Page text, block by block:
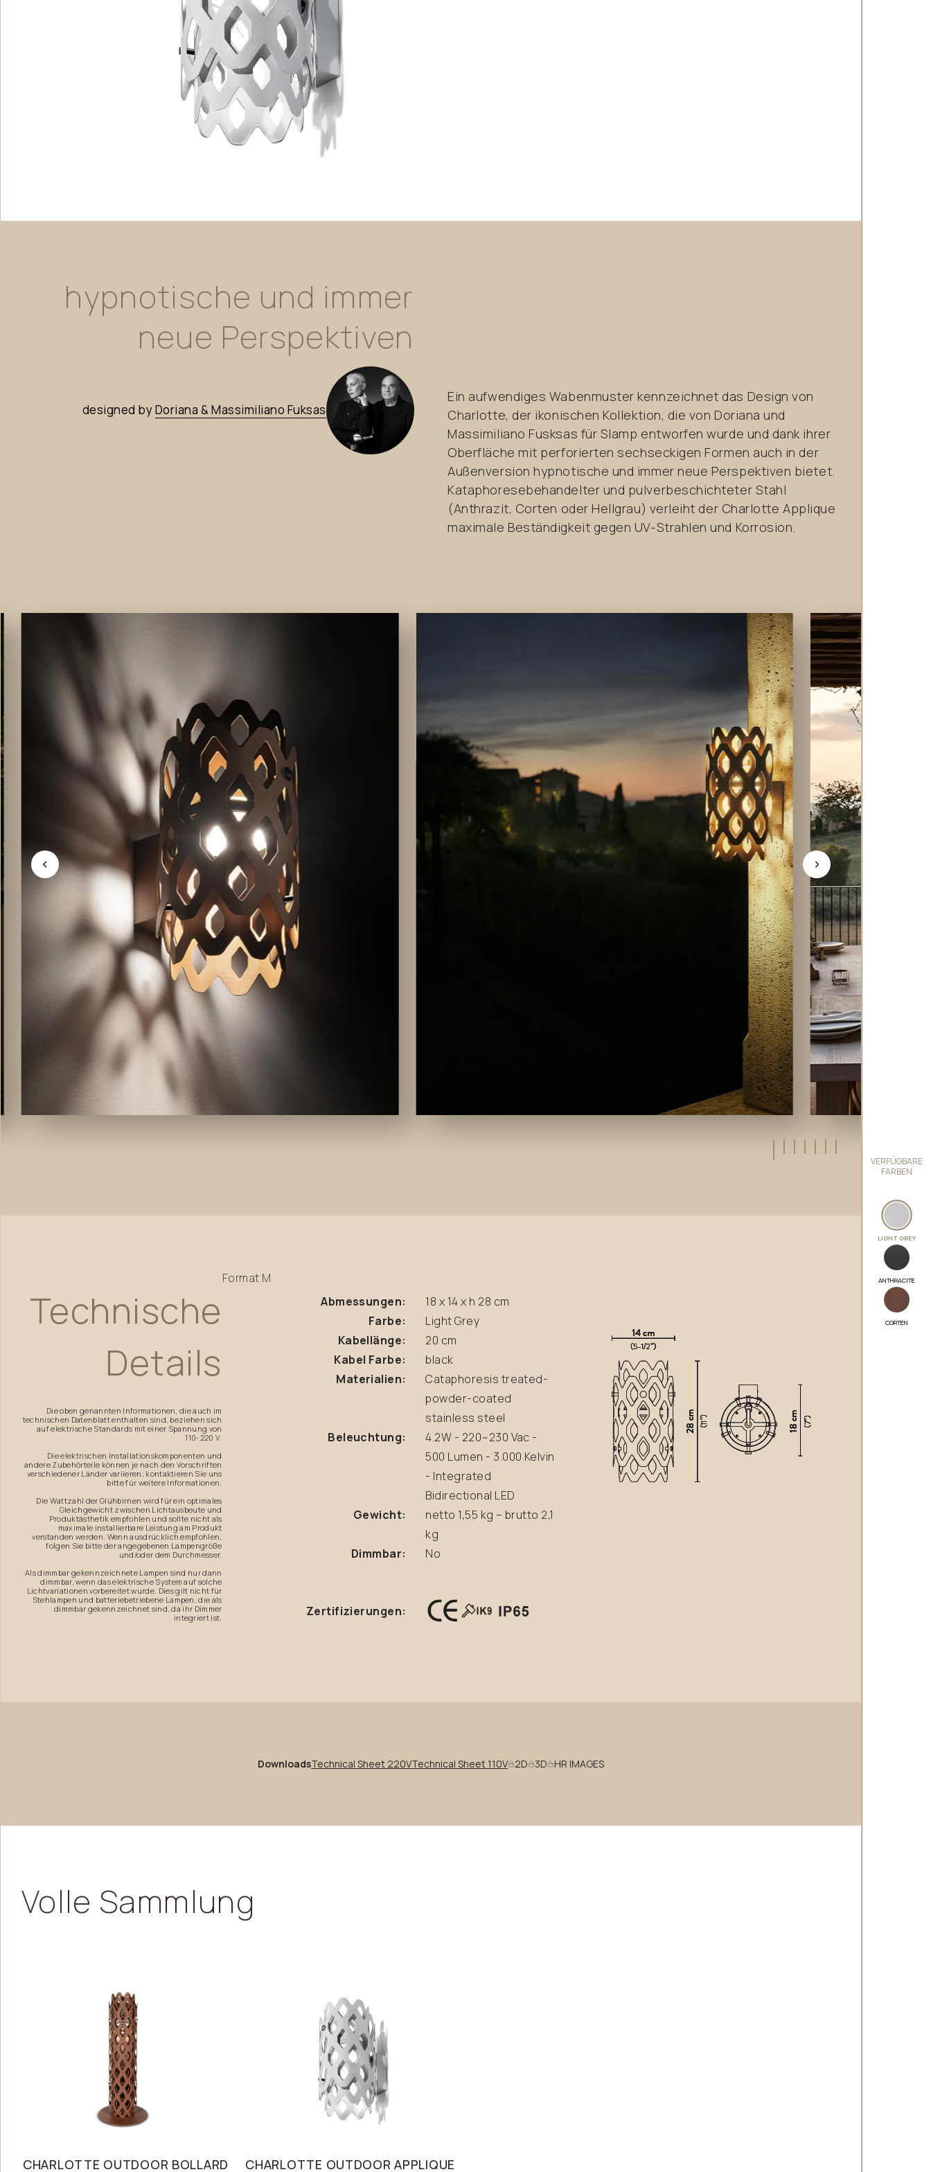
VERFÜGBARE
FARBEN
LIGHT GREY
ANTHRACITE
CORTEN
hypnotische und immer
neue Perspektiven
designed byDoriana &Massimiliano Fuksas
Ein aufwendiges Wabenmuster kennzeichnet das Design von
Charlotte, der ikonischen Kollektion, die von Doriana und
Massimiliano Fusksas für Slamp entworfen wurde und dank ihrer
Oberfläche mit perforierten sechseckigen Formen auch in der
Außenversion hypnotische und immer neue Perspektiven bietet.
Kataphoresebehandelter und pulverbeschichteter Stahl
(Anthrazit, Corten oder Hellgrau) verleiht der Charlotte Applique
maximale Beständigkeit gegen UV-Strahlen und Korrosion.
Format M
Technische
Details
Die oben genannten Informationen, die auch im
technischen Datenblatt enthalten sind, beziehen sich
auf elektrische Standards mit einer Spannung von
110-220 V.
Die elektrischen Installationskomponenten und
andere Zubehörteile können je nach den Vorschriften
verschiedener Länder variieren; kontaktieren Sie uns
bitte für weitere Informationen.
Die Wattzahl der Glühbirnen wird für ein optimales
Gleichgewicht zwischen Lichtausbeute und
Produktästhetik empfohlen und sollte nicht als
maximale installierbare Leistung am Produkt
verstanden werden. Wenn ausdrücklich empfohlen,
folgen Sie bitte der angegebenen Lampengröße
und/oder dem Durchmesser.
Als dimmbar gekennzeichnete Lampen sind nur dann
dimmbar, wenn das elektrische System auf solche
Lichtvariationen vorbereitet wurde. Dies gilt nicht für
Stehlampen und batteriebetriebene Lampen, die als
dimmbar gekennzeichnet sind, da ihr Dimmer
integriert ist.
Abmessungen:
18 x 14 x h 28 cm
Farbe:
Light Grey
Kabellänge:
20 cm
Kabel Farbe:
black
Materialien:
Cataphoresis treated-
powder-coated
stainless steel
Beleuchtung:
4.2W - 220~230 Vac -
500 Lumen - 3.000 Kelvin
- Integrated
Bidirectional LED
Gewicht:
netto 1,55 kg – brutto 2,1
kg
Dimmbar:
No
Zertifizierungen:
DownloadsTechnical Sheet 220VTechnical Sheet 110V 2D 3D HR IMAGES
Volle Sammlung
CHARLOTTE OUTDOOR BOLLARD CHARLOTTE OUTDOOR APPLIQUE